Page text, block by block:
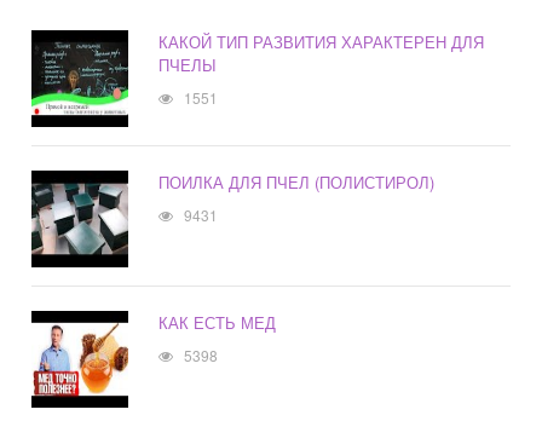
КАКОЙ ТИП РАЗВИТИЯ ХАРАКТЕРЕН ДЛЯ
ПЧЕЛЫ
1551
ПОИЛКА ДЛЯ ПЧЕЛ (ПОЛИСТИРОЛ)
9431
КАК ЕСТЬ МЕД
5398